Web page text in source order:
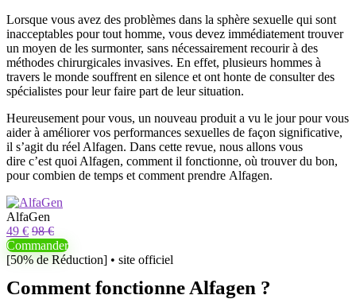
Lorsque vous avez des problèmes dans la sphère sexuelle qui sont
inacceptables pour tout homme, vous devez immédiatement trouver
un moyen de les surmonter, sans nécessairement recourir à des
méthodes chirurgicales invasives. En effet, plusieurs hommes à
travers le monde souffrent en silence et ont honte de consulter des
spécialistes pour leur faire part de leur situation.
Heureusement pour vous, un nouveau produit a vu le jour pour vous
aider à améliorer vos performances sexuelles de façon significative,
il s’agit du réel Alfagen. Dans cette revue, nous allons vous
dire c’est quoi Alfagen, comment il fonctionne, où trouver du bon,
pour combien de temps et comment prendre Alfagen.
AlfaGen
49 € 98 €
Commander
[50% de Réduction] • site officiel
Comment fonctionne Alfagen ?